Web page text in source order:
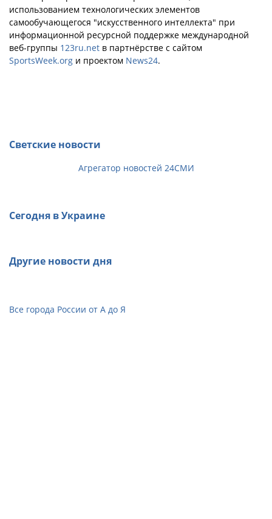
использованием технологических элементов
самообучающегося "искусственного интеллекта" при
информационной ресурсной поддержке международной
веб-группы 123ru.net в партнёрстве с сайтом
SportsWeek.org и проектом News24.
Светские новости
Агрегатор новостей 24СМИ
Сегодня в Украине
Другие новости дня
Все города России от А до Я